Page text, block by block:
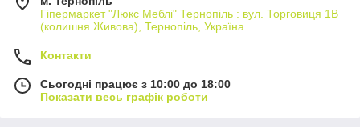
Гіпермаркет "Люкс Меблі" Тернопіль : вул. Торговиця 1В
(колишня Живова), Тернопіль, Україна
Контакти
Сьогодні працює з 10:00 до 18:00
Показати весь графік роботи